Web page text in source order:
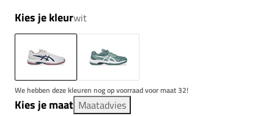
Kies je kleurwit
We hebben deze kleuren nog op voorraad voor maat 32!
Kies je maat Maatadvies